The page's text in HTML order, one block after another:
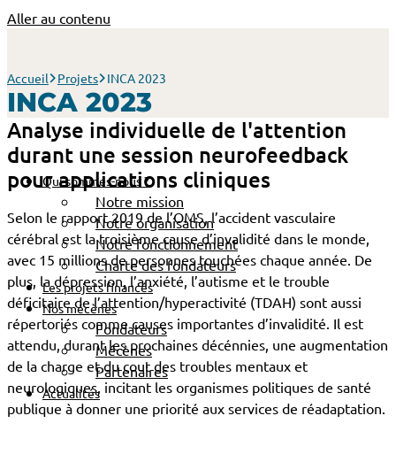
Aller au contenu
Qui sommes-nous ?
Notre mission
Notre organisation
Notre fonctionnement
Charte des fondateurs
Les projets financés
Nos mécènes
Fondateurs
Mécènes
Partenaires
Actualités
Accueil Projets INCA 2023
INCA 2023
Analyse individuelle de l'attention
durant une session neurofeedback
pour applications cliniques
Selon le rapport 2019 de l’OMS, l’accident vasculaire
cérébral est la troisième cause d’invalidité dans le monde,
avec 15 millions de personnes touchées chaque année. De
plus, la dépression, l’anxiété, l’autisme et le trouble
déficitaire de l’attention/hyperactivité (TDAH) sont aussi
répertoriés comme causes importantes d’invalidité. Il est
attendu, durant les prochaines décénnies, une augmentation
de la charge et du cout des troubles mentaux et
neurologiques, incitant les organismes politiques de santé
publique à donner une priorité aux services de réadaptation.